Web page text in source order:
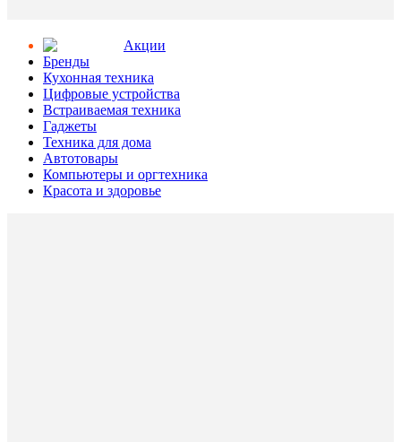
Aкции
Бренды
Кухонная техника
Цифровые устройства
Встраиваемая техника
Гаджеты
Техника для дома
Автотовары
Компьютеры и оргтехника
Красота и здоровье